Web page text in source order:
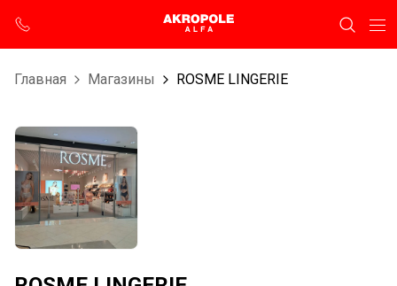
Главная Магазины ROSME LINGERIE